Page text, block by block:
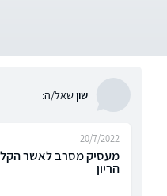
שוןשאל/ה:
מעסיק מסרב לאשר
הריון
20/7/2022